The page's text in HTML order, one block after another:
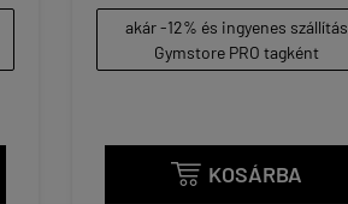
akár -12% és ingyenes szállítás
Gymstore PRO tagként
 KOSÁRBA